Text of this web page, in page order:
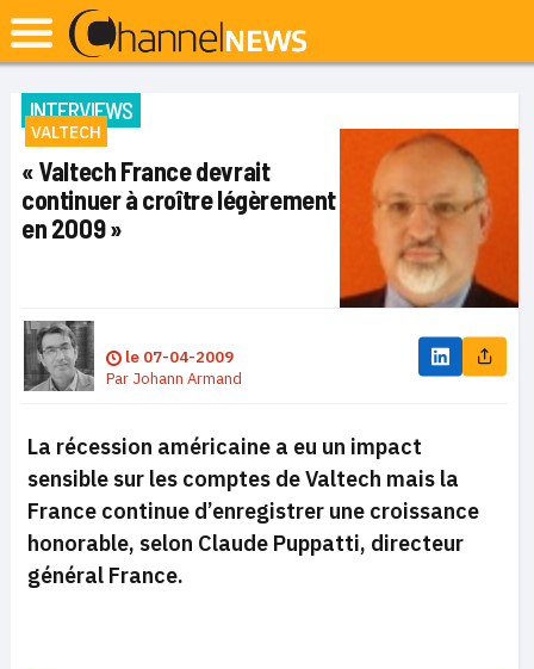
INTERVIEWS
VALTECH
« Valtech France devrait
continuer à croître légèrement
en 2009 »
le 07-04-2009
Par Johann Armand
La récession américaine a eu un impact
sensible sur les comptes de Valtech mais la
France continue d’enregistrer une croissance
honorable, selon Claude Puppatti, directeur
général France.